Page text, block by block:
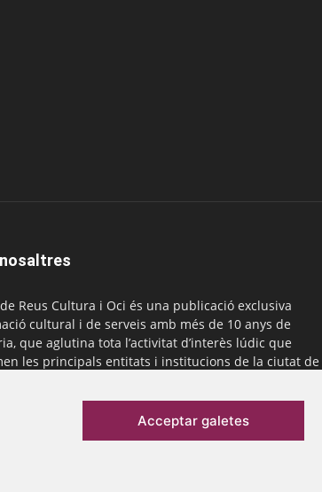
Acceptar galetes
Reus Cultura i Oci és una publicació exclusiva
cultural i de serveis amb més de 10 anys de
que aglutina tota l’activitat d’interès lúdic que
les principals entitats i institucions de la ciutat de
comercial@laguiadereus.com